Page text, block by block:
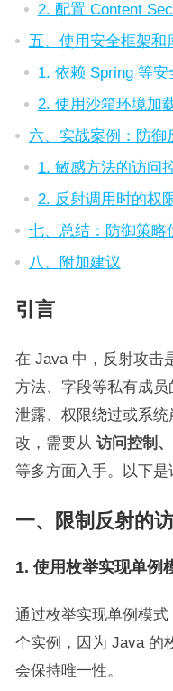
2. 配置 Content
五、使用安全框架和
1. 依赖 Spring 等安
2. 使用沙箱环境加
六、实战案例：防御
1. 敏感方法的访问
2. 反射调用时的权
七、总结：防御策略
八、附加建议
引言
在 Java 中，反射攻击
方法、字段等私有成
泄露、权限绕过或系
改，需要从 访问控制
等多方面入手。以下是
一、限制反射的
1. 使用枚举实现单例
通过枚举实现单例模
个实例，因为 Java 的
会保持唯一性。